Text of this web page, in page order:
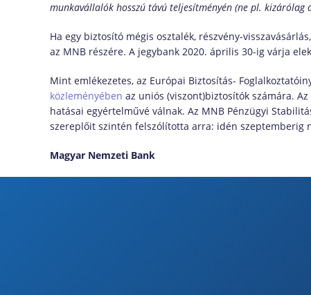
munkavállalók hosszú távú teljesítményén (ne pl.
Ha egy biztosító mégis osztalék, részvény-
az MNB részére. A jegybank 2020. április 30-ig várja
Mint emlékezetes, az Európai Biztosítás-
közleményében az uniós (viszont)biztosítók számára.
hatásai egyértelművé válnak. Az MNB Pénzügyi
szereplőit szintén felszólította arra: idén szeptemberig
Magyar Nemzeti Bank